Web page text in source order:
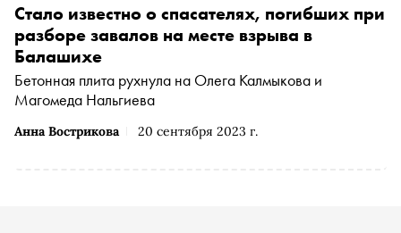
Анна Вострикова 20 сентября 2023 г.
Стало известно о спасателях, погибших при
разборе завалов на месте взрыва в
Балашихе
Бетонная плита рухнула на Олега Калмыкова и
Магомеда Нальгиева